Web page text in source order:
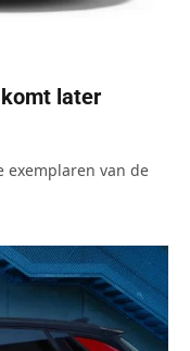
later
exemplaren van de